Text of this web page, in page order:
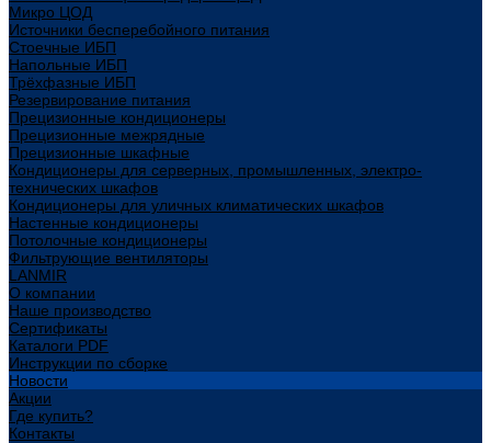
Микро ЦОД
Источники бесперебойного питания
Стоечные ИБП
Напольные ИБП
Трёхфазные ИБП
Резервирование питания
Прецизионные кондиционеры
Прецизионные межрядные
Прецизионные шкафные
Кондиционеры для серверных, промышленных, электро-
технических шкафов
Кондиционеры для уличных климатических шкафов
Настенные кондиционеры
Потолочные кондиционеры
Фильтрующие вентиляторы
LANMIR
О компании
Наше производство
Сертификаты
Каталоги PDF
Инструкции по сборке
Новости
Акции
Где купить?
Контакты